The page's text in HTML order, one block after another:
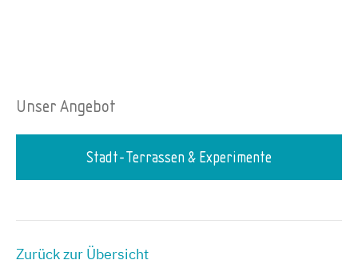
Unser Angebot
Stadt-Terrassen & Experimente
Zurück zur Übersicht